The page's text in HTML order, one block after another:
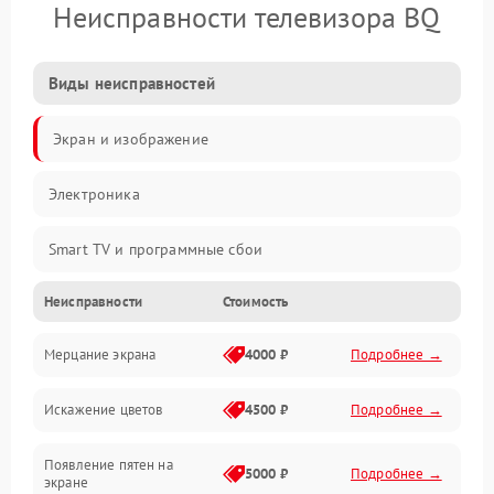
Неисправности телевизора BQ
Виды неисправностей
Экран и изображение
Электроника
Smart TV и программные сбои
Питание и запуск
Подсветка и LED-модули
Звук и аудиосистема
Сигнал и приём каналов
Неисправности Стоимость
Мерцание экрана 4000 ₽ Подробнее →
Искажение цветов 4500 ₽ Подробнее →
Появление пятен на
экране
5000 ₽ Подробнее →